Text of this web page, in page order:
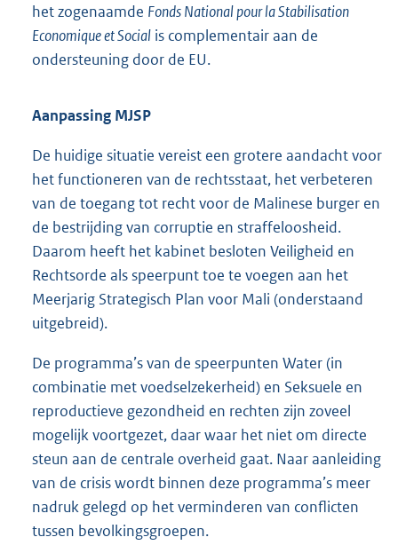
het zogenaamde Fonds National pour la Stabilisation
Economique et Social is complementair aan de
ondersteuning door de EU.
Aanpassing MJSP
De huidige situatie vereist een grotere aandacht voor
het functioneren van de rechtsstaat, het verbeteren
van de toegang tot recht voor de Malinese burger en
de bestrijding van corruptie en straffeloosheid.
Daarom heeft het kabinet besloten Veiligheid en
Rechtsorde als speerpunt toe te voegen aan het
Meerjarig Strategisch Plan voor Mali (onderstaand
uitgebreid).
De programma’s van de speerpunten Water (in
combinatie met voedselzekerheid) en Seksuele en
reproductieve gezondheid en rechten zijn zoveel
mogelijk voortgezet, daar waar het niet om directe
steun aan de centrale overheid gaat. Naar aanleiding
van de crisis wordt binnen deze programma’s meer
nadruk gelegd op het verminderen van conflicten
tussen bevolkingsgroepen.